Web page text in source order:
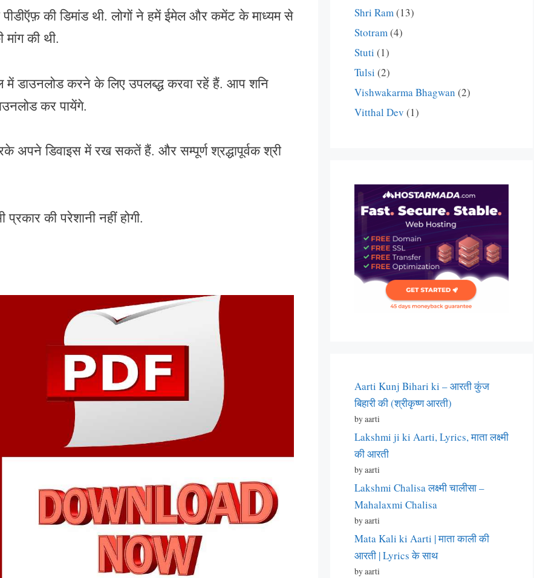
पीडीऍफ़ की डिमांड थी. लोगों ने हमें ईमेल और कमेंट के माध्यम से
की थी.
डाउनलोड करने के लिए उपलब्द्ध करवा रहें हैं. आप शनि
कर पायेंगे.
अपने डिवाइस में रख सकतें हैं. और सम्पूर्ण श्रद्धापूर्वक श्री
की परेशानी नहीं होगी.
Shri Ram(13)
Stotram(4)
Stuti (1)
Tulsi (2)
Vishwakarma Bhagwan (2)
Vitthal Dev (1)
Aarti Kunj Bihari ki – आरती कुंज
बिहारी की (श्रीकृष्ण आरती)
by aarti
Lakshmi ji ki Aarti, Lyrics, माता लक्ष्मी
की आरती
by aarti
Lakshmi Chalisa लक्ष्मी चालीसा –
Mahalaxmi Chalisa
by aarti
Mata Kali ki Aarti | माता काली की
आरती | Lyrics के साथ
by aarti